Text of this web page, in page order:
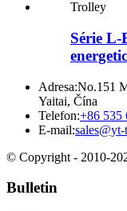
Série L-
Adresa:No.151
Yaitai, Čína
Telefon:+86 535
E-mail:
© Copyright - 2010-
Bulletin